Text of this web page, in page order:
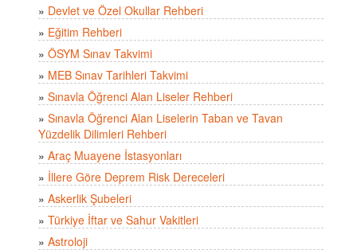
» Devlet ve Özel Okullar Rehberi
» Eğitim Rehberi
» ÖSYM Sınav Takvimi
» MEB Sınav Tarihleri Takvimi
» Sınavla Öğrenci Alan Liseler Rehberi
» Sınavla Öğrenci Alan Liselerin Taban ve Tavan
Yüzdelik Dilimleri Rehberi
» Araç Muayene İstasyonları
» İllere Göre Deprem Risk Dereceleri
» Askerlik Şubeleri
» Türkiye İftar ve Sahur Vakitleri
» Astroloji